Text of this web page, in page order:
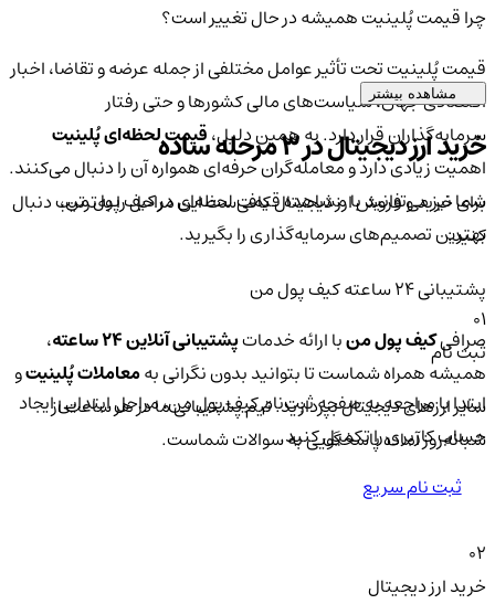
چرا قیمت پُلینیت همیشه در حال تغییر است؟
قیمت پُلینیت تحت تأثیر عوامل مختلفی از جمله عرضه و تقاضا، اخبار
اقتصادی جهان، سیاست‌های مالی کشورها و حتی رفتار
سرمایه‌گذاران قرار دارد. به همین دلیل،قیمت لحظه‌ای پُلینیت
اهمیت زیادی دارد و معامله‌گران حرفه‌ای همواره آن را دنبال می‌کنند.
شما نیز می‌توانید با مشاهده قیمت لحظه‌ای در کیف پول من،
بهترین تصمیم‌های سرمایه‌گذاری را بگیرید.
پشتیبانی ۲۴ ساعته کیف پول من
صرافیکیف پول منبا ارائه خدماتپشتیبانی آنلاین ۲۴ ساعته
،
همیشه همراه شماست تا بتوانید بدون نگرانی بهمعاملات پُلینیتو
سایر ارزهای دیجیتال بپردازید. تیم پشتیبانی ما در هر ساعت از
شبانه‌روز آماده پاسخگویی به سوالات شماست.
مشاهده بیشتر
خرید ارز دیجیتال در 3 مرحله ساده
برای خرید و فروش ارز دیجیتال کافی‌ست این مراحل را به‌ترتیب دنبال
کنید:
01
ثبت نام
ابتدا با مراجعه به صفحه ثبت‌نام کیف‌ پول من، مراحل ابتدایی ایجاد
حساب کاربری را تکمیل کنید.
ثبت نام سریع
02
خرید ارز دیجیتال